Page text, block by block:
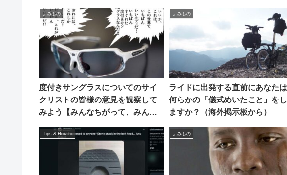
よみもの
度付きサングラスについてのサイ
クリストの皆様の意見を観察して
みよう【みんなちがって、みんな
よみもの
ライドに出発する直前にあなたは
何らかの「儀式めいたこと」をし
ますか？（海外掲示板から）
Tips & How-to よみもの